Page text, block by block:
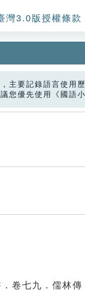
灣3.0版授權條款
主要記錄語言使用
您優先使用《國語
卷七九．儒林